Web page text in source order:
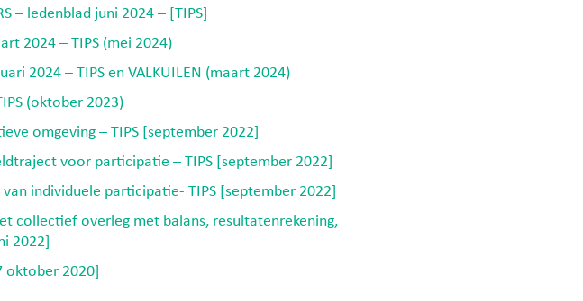
– ledenblad juni 2024 – [TIPS]
2024 – TIPS (mei 2024)
2024 – TIPS en VALKUILEN (maart 2024)
(oktober 2023)
omgeving – TIPS [september 2022]
voor participatie – TIPS [september 2022]
individuele participatie- TIPS [september 2022]
collectief overleg met balans, resultatenrekening,
2022]
oktober 2020]